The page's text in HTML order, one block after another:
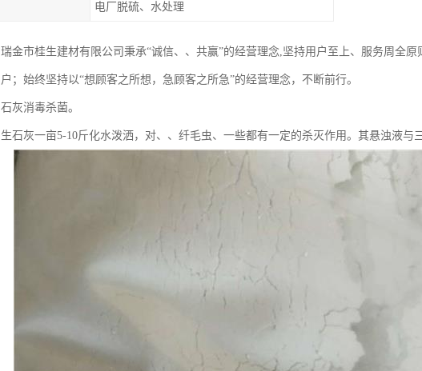
电厂脱硫、水处理
瑞金市桂生建材有限公司秉承“诚信、、共赢”的经营理念,坚持用户至上、服务周全
户；始终坚持以“想顾客之所想，急顾客之所急”的经营理念，不断前行。
石灰消毒杀菌。
生石灰一亩5-10斤化水泼洒，对、、纤毛虫、一些都有一定的杀灭作用。其悬浊液与